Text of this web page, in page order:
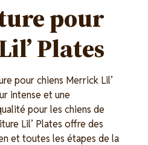
pour
Plates
pour chiens Merrick Lil’
intense et une
pour les chiens de
Lil’ Plates offre des
et toutes les étapes de la